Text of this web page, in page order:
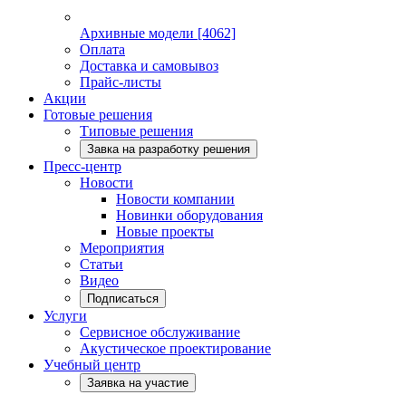
Архивные модели [4062]
Оплата
Доставка и самовывоз
Прайс-листы
Акции
Готовые решения
Типовые решения
Завка на разработку решения
Пресс-центр
Новости
Новости компании
Новинки оборудования
Новые проекты
Мероприятия
Статьи
Видео
Подписаться
Услуги
Сервисное обслуживание
Акустическое проектирование
Учебный центр
Заявка на участие